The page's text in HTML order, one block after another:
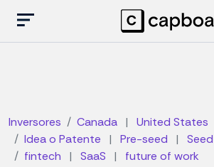
Inversores Canada |
United States
Idea o Patente
| Pre-seed |
Seed
fintech
| SaaS | future of work